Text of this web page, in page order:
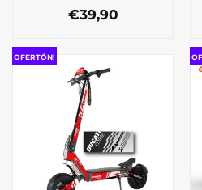
€39,90
múltiples
opciones
se
pueden
elegir
OFERTÓN!